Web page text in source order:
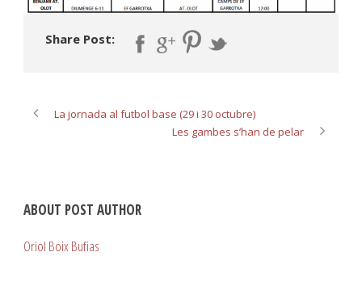
Share Post:
La jornada al futbol base (29 i 30 octubre)
Les gambes s’han de pelar
ABOUT POST AUTHOR
Oriol Boix Bufias